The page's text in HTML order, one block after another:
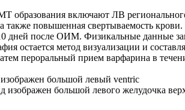
образования включают ЛВ
также повышенная свертываемость
дней после ОИМ. Физикальные данные
остается метод визуализации и
пероральный прием варфарина в
большой левый ventric
большой левого желудочка